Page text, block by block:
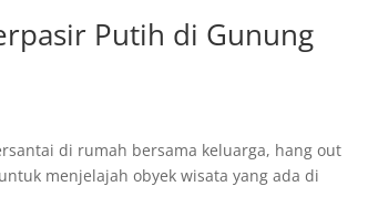
Putih di Gunung
di rumah bersama keluarga, hang out
menjelajah obyek wisata yang ada di